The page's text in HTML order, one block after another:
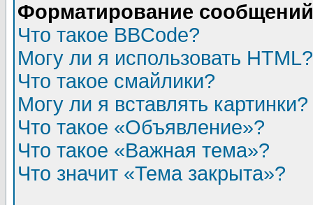
Форматирование
Что такое BBCode?
Могу ли я использовать HTML?
Что такое смайлики?
Могу ли я вставлять картинки?
Что такое «Объявление»?
Что такое «Важная тема»?
Что значит «Тема закрыта»?